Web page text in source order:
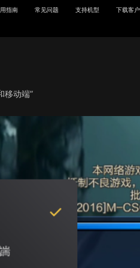
指南 常见问题 支持机型 下载客
移动端”